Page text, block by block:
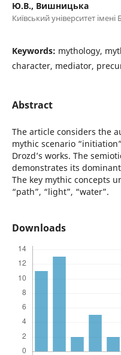
Ю.В., Вишницька
Київський університет
Keywords: mythology,
character, mediator,
Abstract
The article considers the
mythic scenario
Drozd’s works. The
demonstrates its
Тhe key mythic concepts
“path”, “light”, “water”.
Downloads